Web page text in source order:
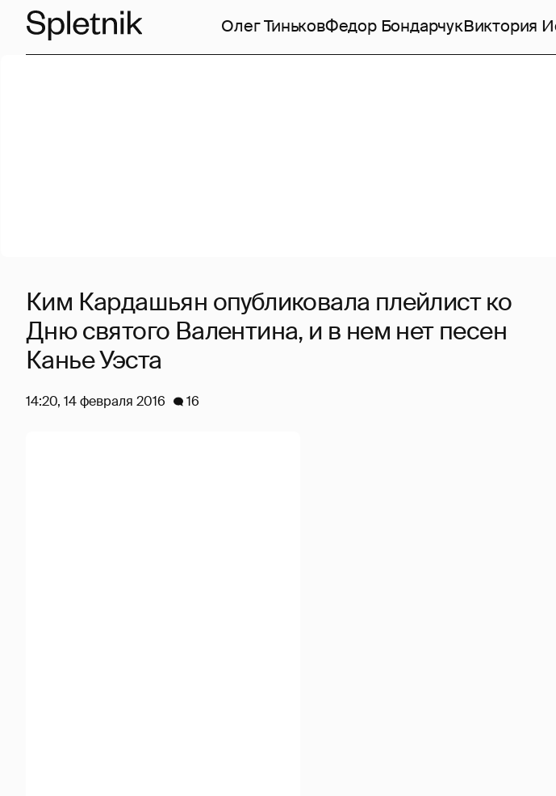
Олег ТиньковФедор БондарчукВиктория
Ким Кардашьян опубликовала плейлист ко
Дню святого Валентина, и в нем нет песен
Канье Уэста
14:20, 14 февраля 2016 16